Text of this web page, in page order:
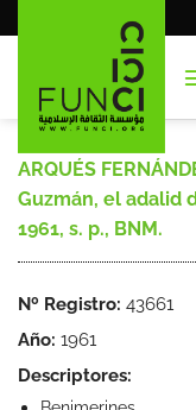
al
ARQUÉS
Guzmán, el adalid
1961, s. p., BNM.
Nº Registro: 43661
Año: 1961
Descriptores: